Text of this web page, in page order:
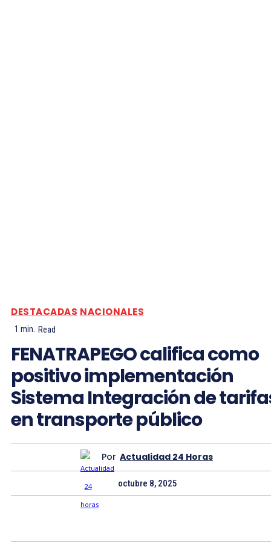
DESTACADAS NACIONALES
1 min. Read
FENATRAPEGO califica como
positivo implementación
Sistema Integración de
en transporte público
Por Actualidad 24 Horas
octubre 8, 2025